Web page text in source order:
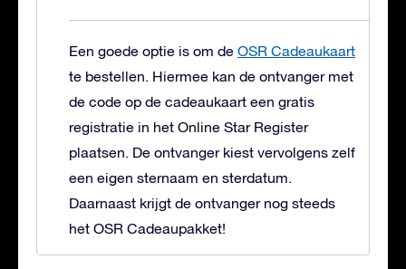
Een goede optie is om de OSR Cadeaukaart
te bestellen. Hiermee kan de ontvanger met
de code op de cadeaukaart een gratis
registratie in het Online Star Register
plaatsen. De ontvanger kiest vervolgens zelf
een eigen sternaam en sterdatum.
Daarnaast krijgt de ontvanger nog steeds
het OSR Cadeaupakket!